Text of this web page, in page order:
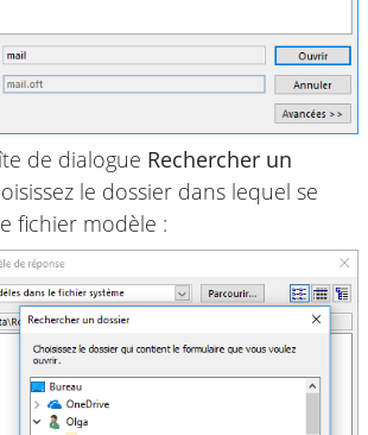
de dialogue Rechercher un
le dossier dans lequel se
fichier modèle :